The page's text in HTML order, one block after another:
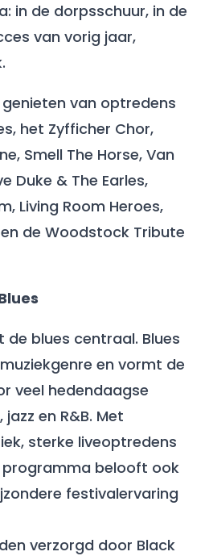
in de dorpsschuur, in de
van vorig jaar,
genieten van optredens
het Zyfficher Chor,
Smell The Horse, Van
Duke & The Earles,
Living Room Heroes,
de Woodstock Tribute
blues centraal. Blues
en vormt de
veel hedendaagse
en R&B. Met
sterke liveoptredens
programma belooft ook
festivalervaring
verzorgd door Black